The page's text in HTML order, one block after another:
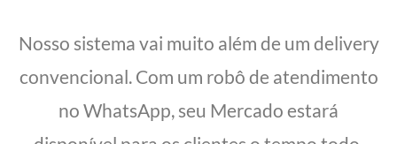
Nosso sistema vai muito além de um delivery
convencional. Com um robô de atendimento
no WhatsApp, seu Mercado estará